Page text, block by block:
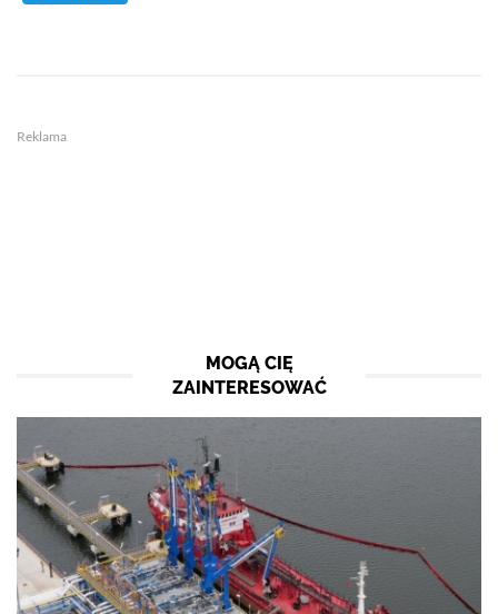
Reklama
MOGĄ CIĘ
ZAINTERESOWAĆ